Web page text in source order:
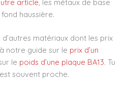
article , les métaux de base
haussière.
matériaux dont les prix
notre guide sur le prix d’un
le poids d’une plaque BA13. Tu
souvent proche.